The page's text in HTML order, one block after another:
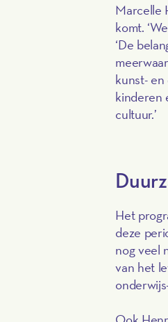
Marcelle
komt.
‘De
kunst-
kinderen
cultuur.’
Het
deze
nog veel
van het